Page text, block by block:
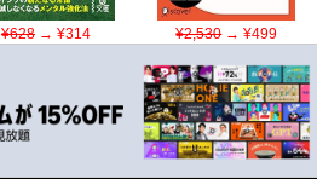
¥628→ ¥314 ¥2,530→ ¥499